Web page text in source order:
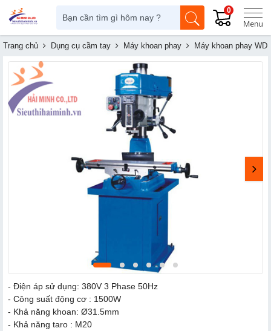
0
Trang chủ Dụng cụ cầm tay Máy khoan phay Máy khoan phay
- Điện áp sử dụng: 380V 3 Phase 50Hz
- Công suất động cơ : 1500W
- Khả năng khoan: Ø31.5mm
- Khả năng taro : M20